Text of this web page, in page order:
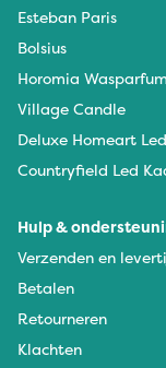
Esteban Paris
Bolsius
Horomia Wasparfum
Village Candle
Deluxe Homeart
Countryfield Led
Hulp &
Verzenden en
Betalen
Retourneren
Klachten